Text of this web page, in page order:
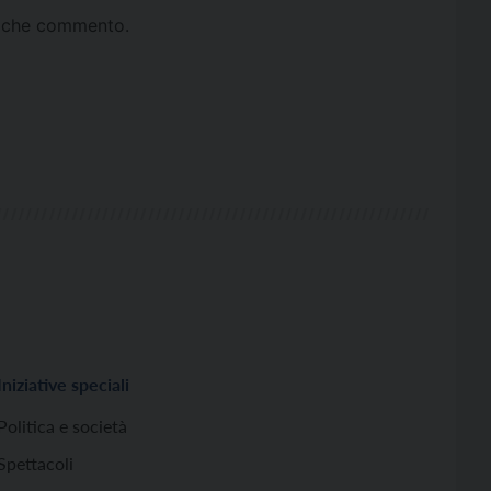
commento.
Iniziative speciali
Politica e società